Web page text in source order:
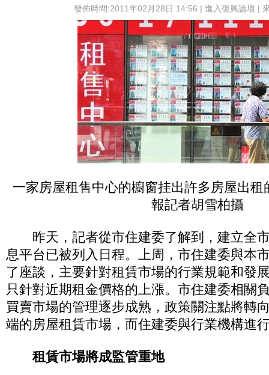
發佈時間:2011年02月28日 14:56 | 進入復興論壇 |
一家房屋租售中心的櫥窗挂出許多房屋出租
報記者胡雪柏攝
昨天，記者從市住建委了解到，建立全
息平台已被列入日程。上周，市住建委與本
了座談，主要針對租賃市場的行業規範和發
只針對近期租金價格的上漲。市住建委相關
買賣市場的管理逐步成熟，政策關注點將轉
端的房屋租賃市場，而住建委與行業機構進
租賃市場將成監管重地